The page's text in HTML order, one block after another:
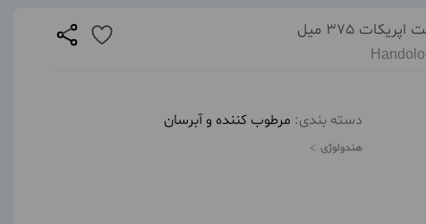
375 میل
دسته بندی: مرطوب کننده و آبرسان
هندولوژی